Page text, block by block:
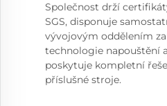
Společnost drží
SGS, disponuje
vývojovým oddělením
technologie napouštění
poskytuje kompletní
příslušné stroje.